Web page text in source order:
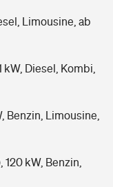
Limousine, ab
kW, Diesel, Kombi,
Benzin, Limousine,
kW, Benzin,